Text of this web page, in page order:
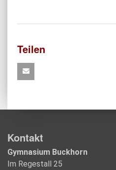
Teilen
Kontakt
Gymnasium Buckhorn
Im Regestall 25